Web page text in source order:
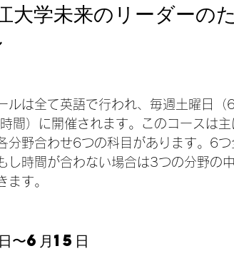
学未来のリーダーの
ルは全て英語で行われ、毎週土曜日
間）に開催されます。このコースは主
分野合わせ6つの科目があります。6
し時間が合わない場合は3つの分野の
ます。
6月15日